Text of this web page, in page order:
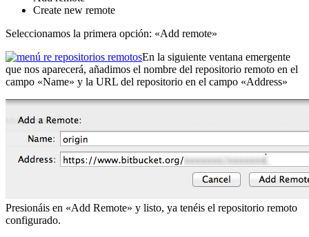
Create new remote
Seleccionamos la primera opción: «Add remote»
En la siguiente ventana emergente
que nos aparecerá, añadimos el nombre del repositorio remoto en el
campo «Name» y la URL del repositorio en el campo «Address»
Presionáis en «Add Remote» y listo, ya tenéis el repositorio remoto
configurado.